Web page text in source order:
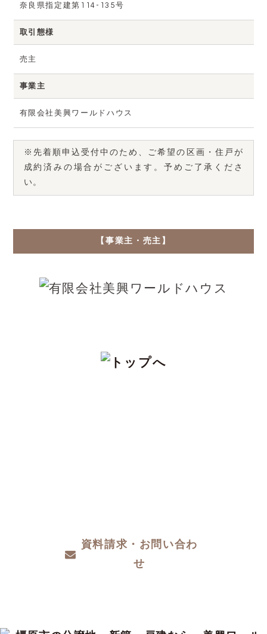
奈良県指定建第114-135号
取引態様
売主
事業主
有限会社美興ワールドハウス
※先着順申込受付中のため、ご希望の区画・住戸が
成約済みの場合がございます。予めご了承くださ
い。
【事業主・売主】
資料請求・お問い合わ
せ